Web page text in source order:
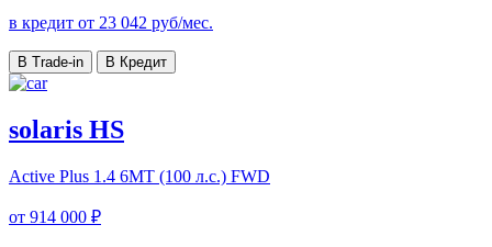
в кредит от 23 042 руб/мес.
В Trade-in В Кредит
solaris HS
Active Plus 1.4 6MT (100 л.с.) FWD
от 914 000 ₽